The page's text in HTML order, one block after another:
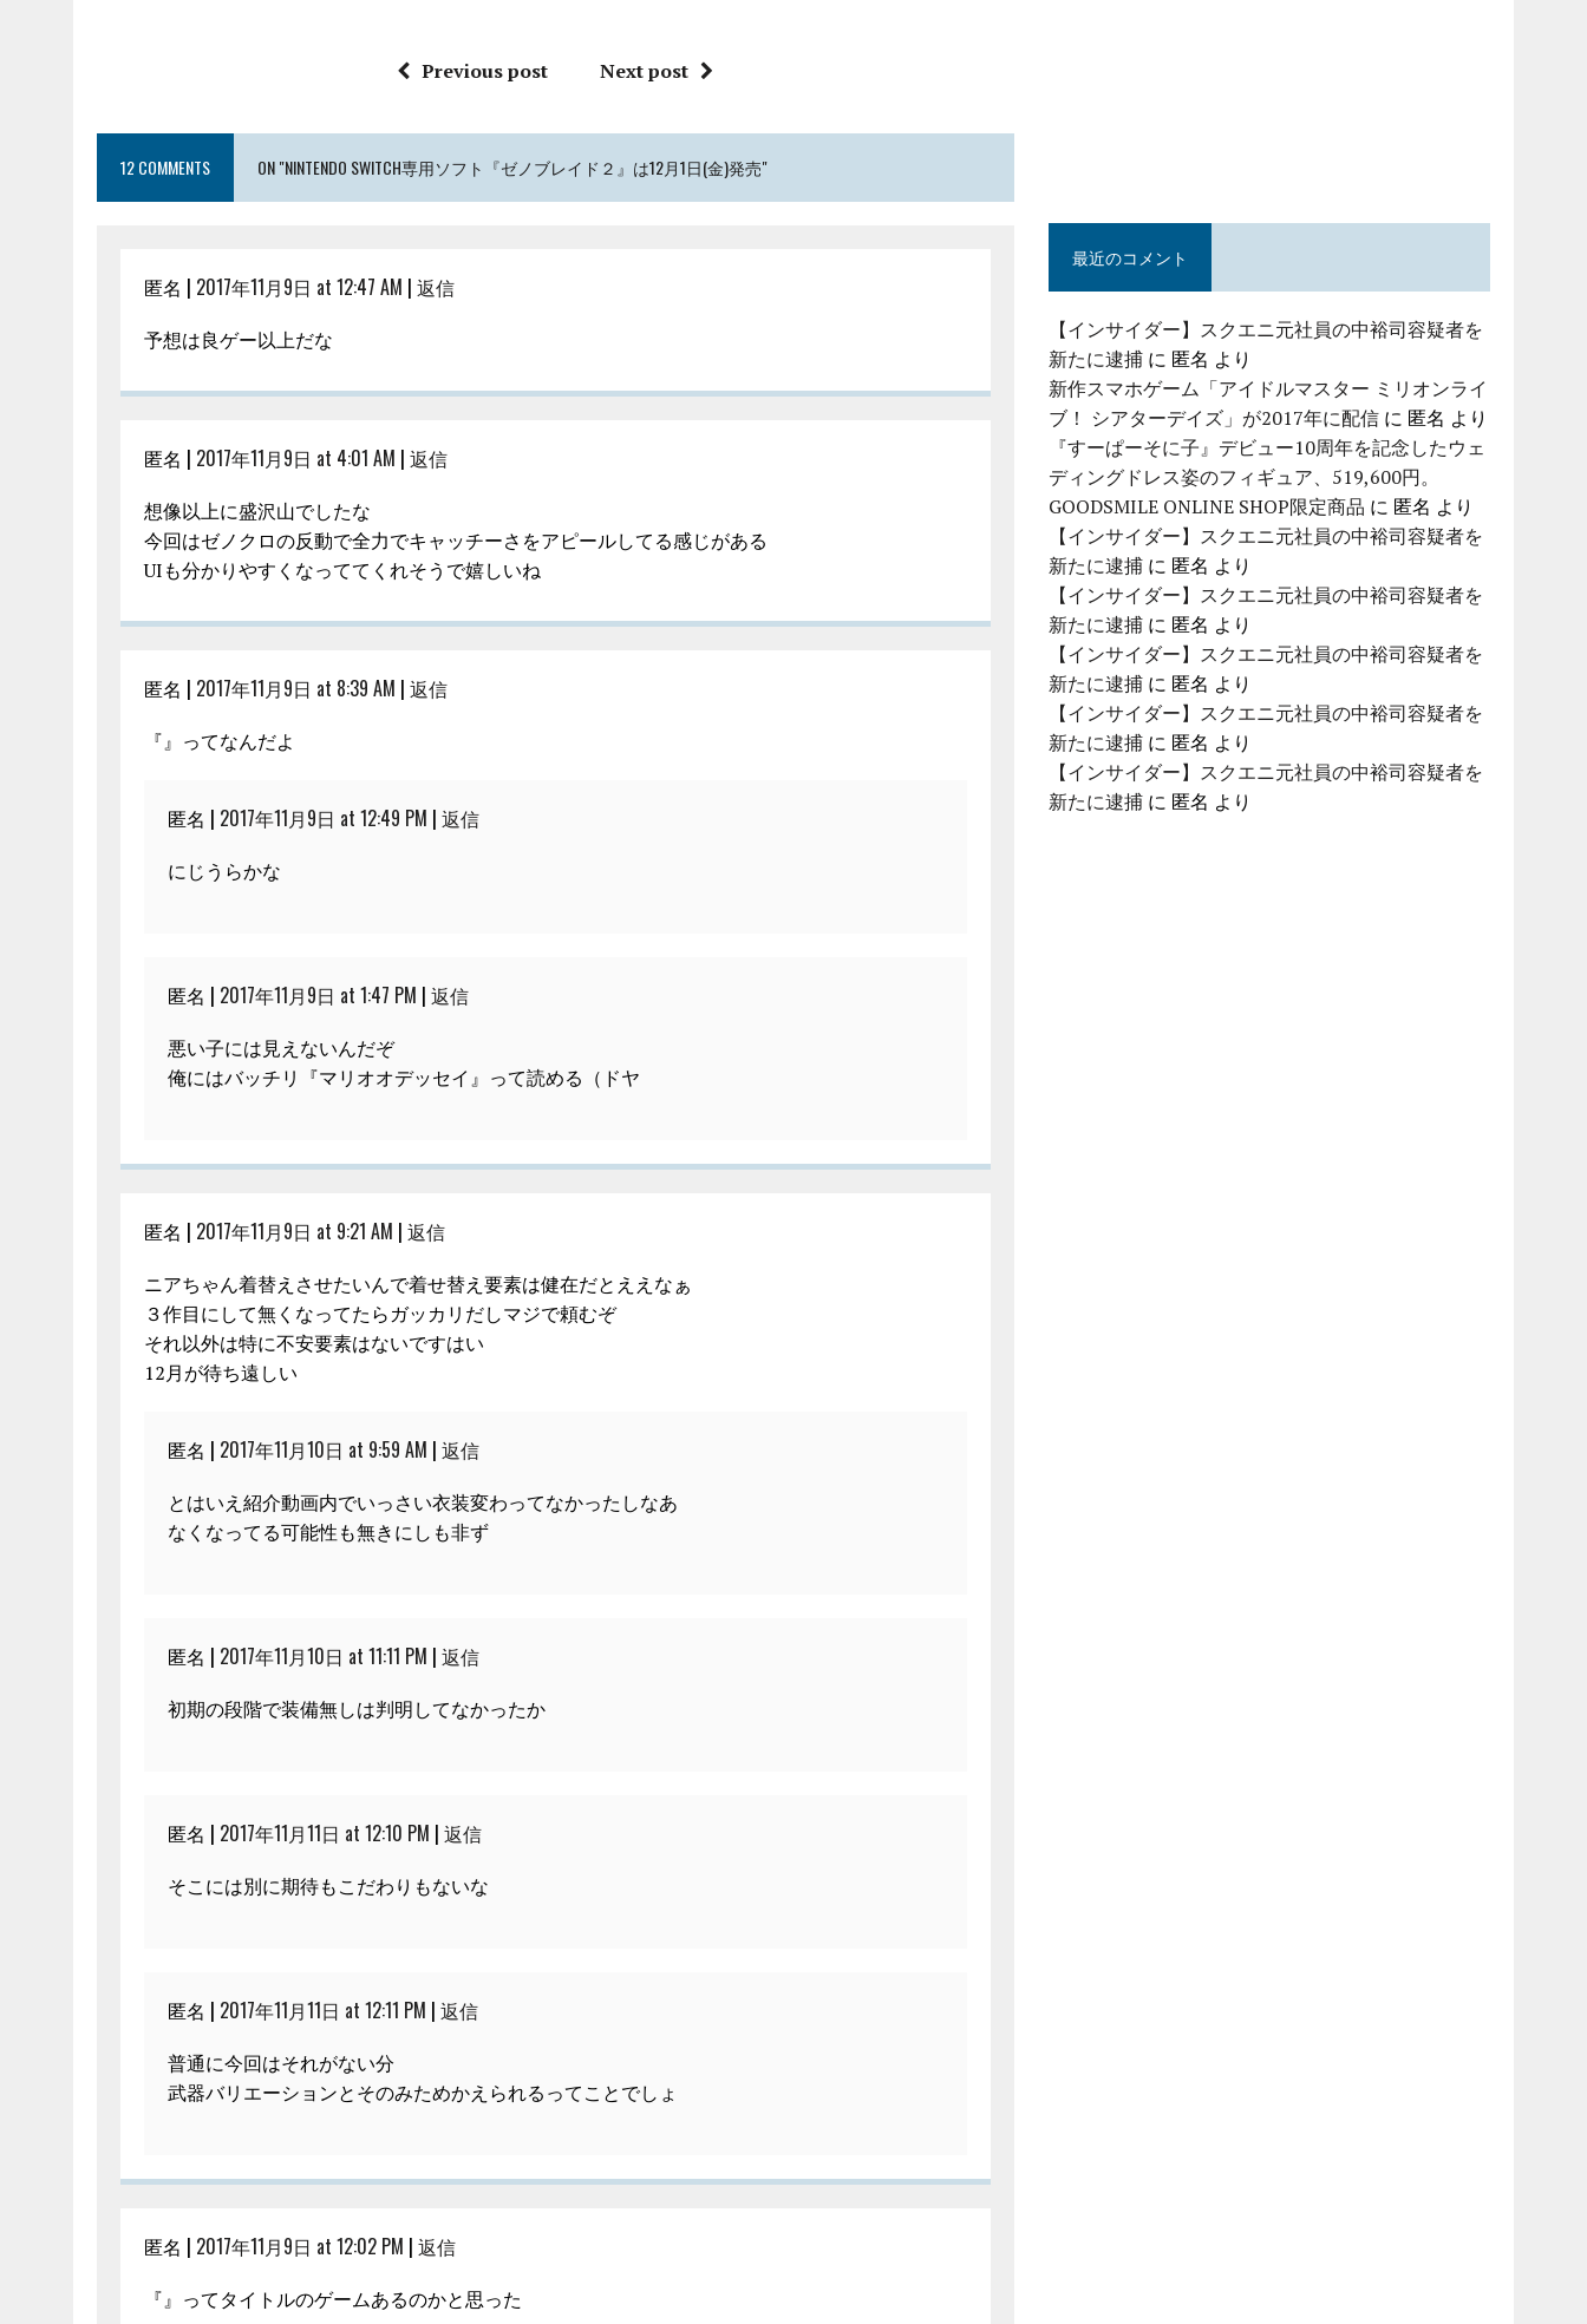
Previous post Next post
12 COMMENTS ON "NINTENDO SWITCH専用ソフト『ゼノブレイド２』は12月1日(金)発売"
匿名 | 2017年11月9日 at 12:47 AM | 返信
予想は良ゲー以上だな
匿名 | 2017年11月9日 at 4:01 AM | 返信
想像以上に盛沢山でしたな
今回はゼノクロの反動で全力でキャッチーさをアピールしてる感じがある
UIも分かりやすくなっててくれそうで嬉しいね
匿名 | 2017年11月9日 at 8:39 AM | 返信
『』ってなんだよ
匿名 | 2017年11月9日 at 12:49 PM | 返信
にじうらかな
匿名 | 2017年11月9日 at 1:47 PM | 返信
悪い子には見えないんだぞ
俺にはバッチリ『マリオオデッセイ』って読める（ドヤ
匿名 | 2017年11月9日 at 9:21 AM | 返信
ニアちゃん着替えさせたいんで着せ替え要素は健在だとええなぁ
３作目にして無くなってたらガッカリだしマジで頼むぞ
それ以外は特に不安要素はないですはい
12月が待ち遠しい
匿名 | 2017年11月10日 at 9:59 AM | 返信
とはいえ紹介動画内でいっさい衣装変わってなかったしなあ
なくなってる可能性も無きにしも非ず
匿名 | 2017年11月10日 at 11:11 PM | 返信
初期の段階で装備無しは判明してなかったか
匿名 | 2017年11月11日 at 12:10 PM | 返信
そこには別に期待もこだわりもないな
匿名 | 2017年11月11日 at 12:11 PM | 返信
普通に今回はそれがない分
武器バリエーションとそのみためかえられるってことでしょ
匿名 | 2017年11月9日 at 12:02 PM | 返信
『』ってタイトルのゲームあるのかと思った
最近のコメント
【インサイダー】スクエニ元社員の中裕司容疑者を
新たに逮捕 に 匿名 より
新作スマホゲーム「アイドルマスター ミリオンライ
ブ！ シアターデイズ」が2017年に配信 に 匿名 より
『すーぱーそに子』デビュー10周年を記念したウェ
ディングドレス姿のフィギュア、519,600円。
GOODSMILE ONLINE SHOP限定商品 に 匿名 より
【インサイダー】スクエニ元社員の中裕司容疑者を
新たに逮捕 に 匿名 より
【インサイダー】スクエニ元社員の中裕司容疑者を
新たに逮捕 に 匿名 より
【インサイダー】スクエニ元社員の中裕司容疑者を
新たに逮捕 に 匿名 より
【インサイダー】スクエニ元社員の中裕司容疑者を
新たに逮捕 に 匿名 より
【インサイダー】スクエニ元社員の中裕司容疑者を
新たに逮捕 に 匿名 より